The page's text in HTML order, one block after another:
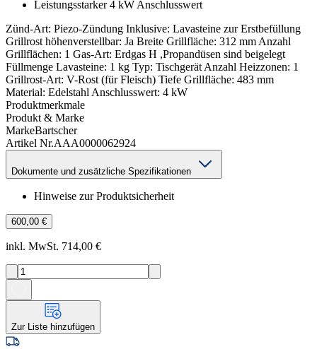
Leistungsstarker 4 kW Anschlusswert
Zünd-Art: Piezo-Zündung Inklusive: Lavasteine zur Erstbefüllung
Grillrost höhenverstellbar: Ja Breite Grillfläche: 312 mm Anzahl
Grillflächen: 1 Gas-Art: Erdgas H ,Propandüsen sind beigelegt
Füllmenge Lavasteine: 1 kg Typ: Tischgerät Anzahl Heizzonen: 1
Grillrost-Art: V-Rost (für Fleisch) Tiefe Grillfläche: 483 mm
Material: Edelstahl Anschlusswert: 4 kW
Produktmerkmale
Produkt & Marke
MarkeBartscher
Artikel Nr.AAA0000062924
Dokumente und zusätzliche Spezifikationen
Hinweise zur Produktsicherheit
600,00 €
inkl. MwSt. 714,00 €
Zur Liste hinzufügen